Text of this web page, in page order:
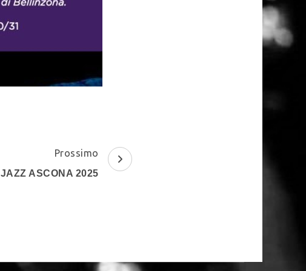
Prossimo
JAZZ ASCONA 2025